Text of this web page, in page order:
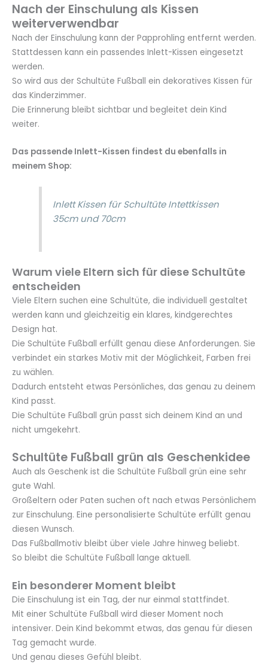
Nach der Einschulung als Kissen
weiterverwendbar
Nach der Einschulung kann der Papprohling entfernt werden.
Stattdessen kann ein passendes Inlett-Kissen eingesetzt
werden.
So wird aus der Schultüte Fußball ein dekoratives Kissen für
das Kinderzimmer.
Die Erinnerung bleibt sichtbar und begleitet dein Kind
weiter.
Das passende Inlett-Kissen findest du ebenfalls in
meinem Shop:
Inlett Kissen für Schultüte Intettkissen
35cm und 70cm
Warum viele Eltern sich für diese Schultüte
entscheiden
Viele Eltern suchen eine Schultüte, die individuell gestaltet
werden kann und gleichzeitig ein klares, kindgerechtes
Design hat.
Die Schultüte Fußball erfüllt genau diese Anforderungen. Sie
verbindet ein starkes Motiv mit der Möglichkeit, Farben frei
zu wählen.
Dadurch entsteht etwas Persönliches, das genau zu deinem
Kind passt.
Die Schultüte Fußball grün passt sich deinem Kind an und
nicht umgekehrt.
Schultüte Fußball grün als Geschenkidee
Auch als Geschenk ist die Schultüte Fußball grün eine sehr
gute Wahl.
Großeltern oder Paten suchen oft nach etwas Persönlichem
zur Einschulung. Eine personalisierte Schultüte erfüllt genau
diesen Wunsch.
Das Fußballmotiv bleibt über viele Jahre hinweg beliebt.
So bleibt die Schultüte Fußball lange aktuell.
Ein besonderer Moment bleibt
Die Einschulung ist ein Tag, der nur einmal stattfindet.
Mit einer Schultüte Fußball wird dieser Moment noch
intensiver. Dein Kind bekommt etwas, das genau für diesen
Tag gemacht wurde.
Und genau dieses Gefühl bleibt.